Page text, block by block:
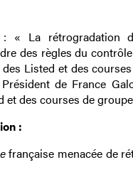
: « La
des règles du
Listed et des
de France
des courses de
:
française menacée de